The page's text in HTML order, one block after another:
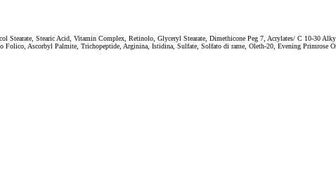
Stearic Acid, Vitamin Complex, Retinolo, Glyceryl Stearate, Dimethicone Peg 7, Acrylates/ C 10-30
Ascorbyl Palmite, Trichopeptide, Arginina, Istidina, Sulfate, Solfato di rame, Oleth-20, Evening Primrose